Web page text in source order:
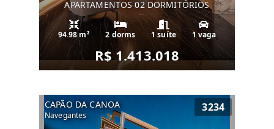
APARTAMENTOS 02 DORMITÓRIOS
94.98 m² 2 dorms 1 suíte 1 vaga
R$ 1.413.018
CAPÃO DA CANOA
Navegantes
3234